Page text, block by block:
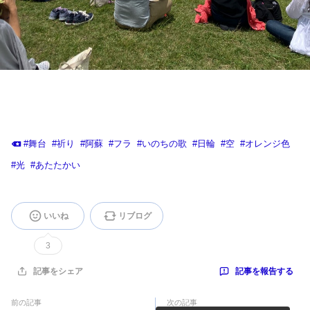
#舞台 #祈り #阿蘇 #フラ #いのちの歌 #日輪 #空 #オレンジ色
#光 #あたたかい
いいね
3
リブログ
記事をシェア 記事を報告する
前の記事 次の記事